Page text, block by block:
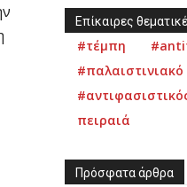
Επίκαιρες
#τέμπη
#παλαιστινιακό
πειραιά
Πρόσφατα άρθρα